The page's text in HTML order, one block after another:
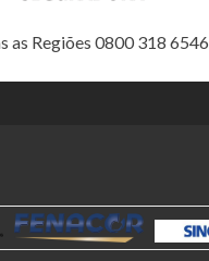
as Regiões 0800 318 6546